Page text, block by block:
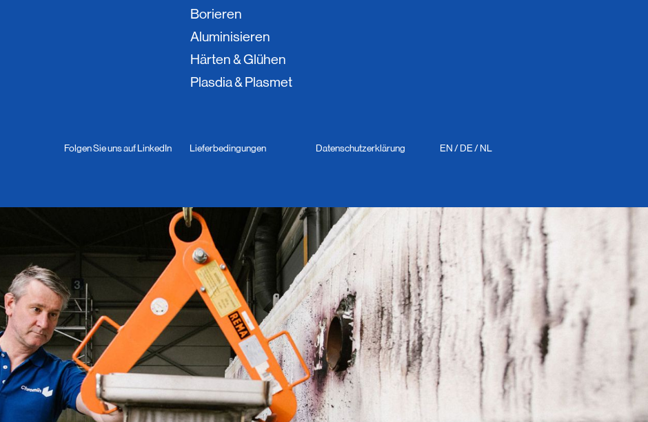
Borieren
Aluminisieren
Härten & Glühen
Plasdia & Plasmet
Folgen Sie uns auf LinkedIn Lieferbedingungen Datenschutzerklärung EN/DE/NL